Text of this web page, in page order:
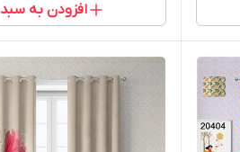
افزودن به سبد